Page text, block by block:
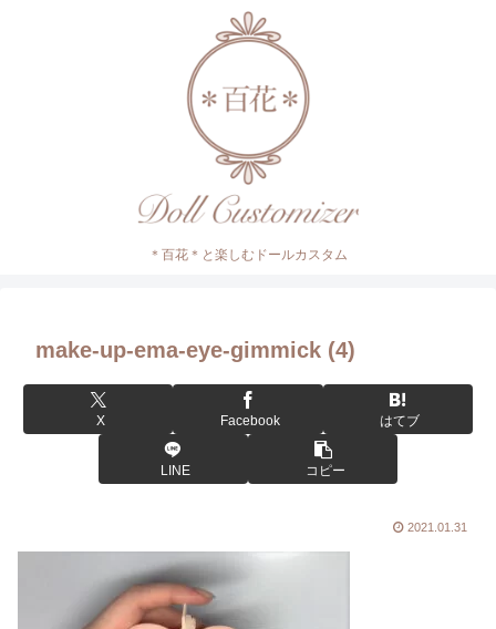
＊百花＊と楽しむドールカスタム
make-up-ema-eye-gimmick (4)
X Facebook はてブ
LINE コピー
2021.01.31